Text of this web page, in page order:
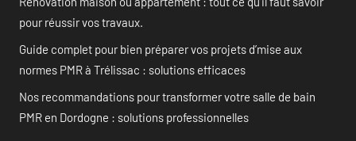
pour réussir vos travaux.
Guide complet pour bien préparer vos projets d’mise aux
normes PMR à Trélissac : solutions efficaces
Nos recommandations pour transformer votre salle de bain
PMR en Dordogne : solutions professionnelles